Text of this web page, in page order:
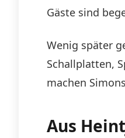
Gäste sind
Wenig später
Schallplatten,
machen
Aus